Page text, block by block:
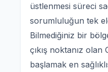
üstlenmesi süreci
sorumluluğun tek
Bilmediğiniz bir
çıkış noktanız
başlamak en